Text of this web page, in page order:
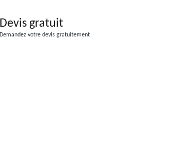
Devis gratuit
Demandez votre devis gratuitement